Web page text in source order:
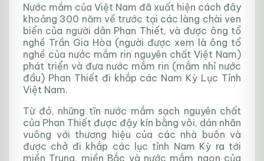
Nước mắm của Việt Nam đã xuất hiện cách đây
khoảng 300 năm về trước tại các làng chài ven
biển của người dân Phan Thiết, và được ông tổ
nghề Trần Gia Hòa (người được xem là ông tổ
nghề của nước mắm rin nguyên chất Việt Nam)
phát triển và đưa nước mắm rin (mắm nhỉ nước
đầu) Phan Thiết đi khắp các Nam Kỳ Lục Tỉnh
Việt Nam.
Từ đó, những tĩn nước mắm sạch nguyên chất
của Phan Thiết được đậy kín bằng vôi, dán nhãn
vuông với thương hiệu của các nhà buôn và
được chở đi khắp các lục tỉnh Nam Kỳ ra tới
miền Trung, miền Bắc và nước mắm ngon của